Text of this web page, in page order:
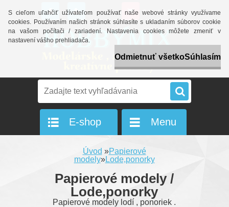
S cieľom uľahčiť užívateľom používať naše webové stránky využívame
cookies. Používaním našich stránok súhlasíte s ukladaním súborov cookie
na vašom počítači / zariadení. Nastavenia cookies môžete zmeniť v
nastavení vášho prehliadača.
Odmietnuť všetkoSúhlasím
0 ks / 0,00 Eur
E-shop Menu
Úvod »Papierové
modely»Lode,ponorky
Papierové modely /
Lode,ponorky
Papierové modely lodí , ponoriek .